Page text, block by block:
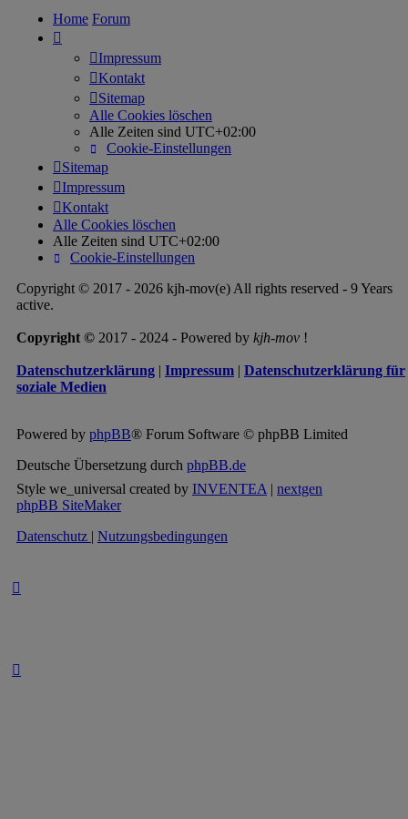
Home Forum
Impressum
Kontakt
Sitemap
Alle Cookies löschen
Alle Zeiten sind UTC+02:00
Cookie-Einstellungen
Sitemap
Impressum
Kontakt
Alle Cookies löschen
Alle Zeiten sind UTC+02:00
Cookie-Einstellungen
Copyright © 2017 - 2026 kjh-mov(e) All rights reserved - 9 Years
active.
Copyright © 2017 - 2024 - Powered by kjh-mov !
Datenschutzerklärung | Impressum | Datenschutzerklärung für
soziale Medien
Powered by phpBB® Forum Software © phpBB Limited
Deutsche Übersetzung durch phpBB.de
Style we_universal created by INVENTEA| nextgen
phpBB SiteMaker
Datenschutz | Nutzungsbedingungen